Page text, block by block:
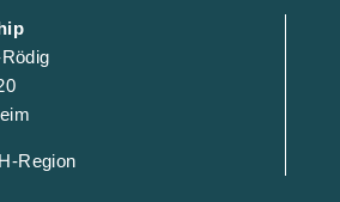
Region